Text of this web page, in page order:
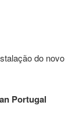
do novo
Portugal